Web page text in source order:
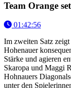
Team Orange
01:42:56
Im zweiten Satz
Hohenauer
Stärke und agieren
Skaropa und Maggi
Hohnauers
unter den